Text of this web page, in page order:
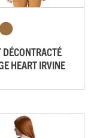
HEART IRVINE